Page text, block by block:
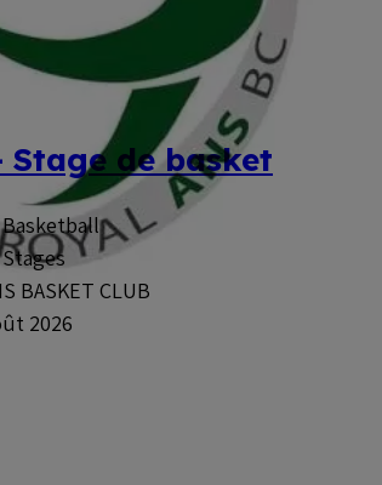
Stage de basket
Basketball
Stages
BASKET CLUB
2026